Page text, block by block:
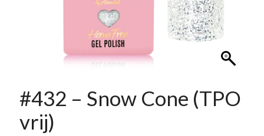
#432 – Snow Cone (TPO
vrij)